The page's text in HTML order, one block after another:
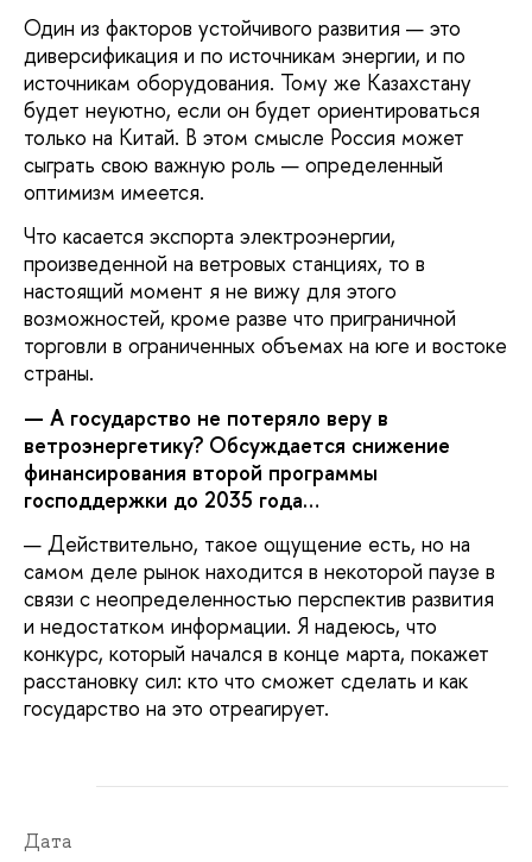
Один из факторов устойчивого развития — это
диверсификация и по источникам энергии, и по
источникам оборудования. Тому же Казахстану
будет неуютно, если он будет ориентироваться
только на Китай. В этом смысле Россия может
сыграть свою важную роль — определенный
оптимизм имеется.
Что касается экспорта электроэнергии,
произведенной на ветровых станциях, то в
настоящий момент я не вижу для этого
возможностей, кроме разве что приграничной
торговли в ограниченных объемах на юге и востоке
страны.
— А государство не потеряло веру в
ветроэнергетику? Обсуждается снижение
финансирования второй программы
господдержки до 2035 года…
— Действительно, такое ощущение есть, но на
самом деле рынок находится в некоторой паузе в
связи с неопределенностью перспектив развития
и недостатком информации. Я надеюсь, что
конкурс, который начался в конце марта, покажет
расстановку сил: кто что сможет сделать и как
государство на это отреагирует.
Дата